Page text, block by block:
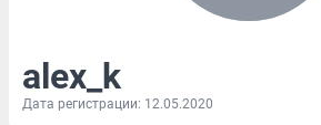
alex_k
Дата регистрации: 12.05.2020